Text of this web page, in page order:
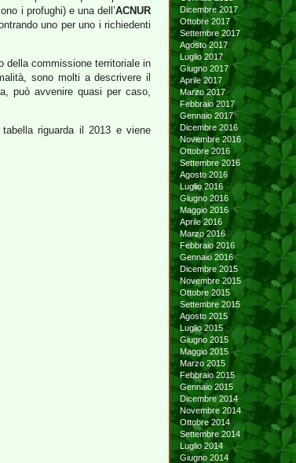
i profughi) e una dell’ACNUR
uno per uno i richiedenti
della commissione territoriale in
sono molti a descrivere il
può avvenire quasi per caso,
riguarda il 2013 e viene
Dicembre 2017
Ottobre 2017
Settembre 2017
Agosto 2017
Luglio 2017
Giugno 2017
Aprile 2017
Marzo 2017
Febbraio 2017
Gennaio 2017
Dicembre 2016
Novembre 2016
Ottobre 2016
Settembre 2016
Agosto 2016
Luglio 2016
Giugno 2016
Maggio 2016
Aprile 2016
Marzo 2016
Febbraio 2016
Gennaio 2016
Dicembre 2015
Novembre 2015
Ottobre 2015
Settembre 2015
Agosto 2015
Luglio 2015
Giugno 2015
Maggio 2015
Marzo 2015
Febbraio 2015
Gennaio 2015
Dicembre 2014
Novembre 2014
Ottobre 2014
Settembre 2014
Luglio 2014
Giugno 2014